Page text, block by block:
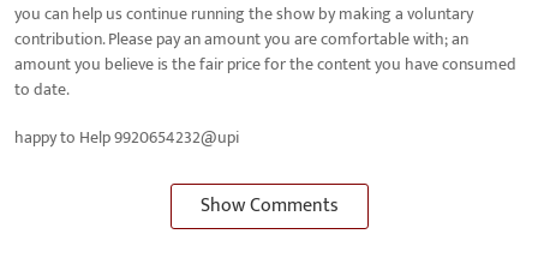
you can help us continue running the show by making a voluntary
contribution. Please pay an amount you are comfortable with; an
amount you believe is the fair price for the content you have consumed
to date.
happy to Help 9920654232@upi
Show Comments